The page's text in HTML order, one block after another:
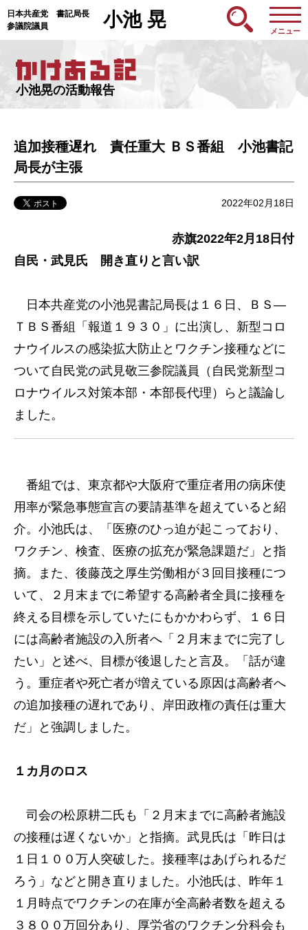
日本共産党 書記局長
参議院議員
小池 晃
メニュー
小池晃の活動報告
追加接種遅れ 責任重大 ＢＳ番組 小池書記
局長が主張
2022年02月18日
赤旗2022年2月18日付
自民・武見氏 開き直りと言い訳
日本共産党の小池晃書記局長は１６日、ＢＳ―
ＴＢＳ番組「報道１９３０」に出演し、新型コロ
ナウイルスの感染拡大防止とワクチン接種などに
ついて自民党の武見敬三参院議員（自民党新型コ
ロナウイルス対策本部・本部長代理）らと議論し
ました。
番組では、東京都や大阪府で重症者用の病床使
用率が緊急事態宣言の要請基準を超えていると紹
介。小池氏は、「医療のひっ迫が起こっており、
ワクチン、検査、医療の拡充が緊急課題だ」と指
摘。また、後藤茂之厚生労働相が３回目接種につ
いて、２月末までに希望する高齢者全員に接種を
終える目標を示していたにもかかわらず、１６日
には高齢者施設の入所者へ「２月末までに完了し
たい」と述べ、目標が後退したと言及。「話が違
う。重症者や死亡者が増えている原因は高齢者へ
の追加接種の遅れであり、岸田政権の責任は重大
だ」と強調しました。
１カ月のロス
司会の松原耕二氏も「２月末までに高齢者施設
の接種は遅くないか」と指摘。武見氏は「昨日は
１日１００万人突破した。接種率はあげられるだ
ろう」などと開き直りました。小池氏は、昨年１
１月時点でワクチンの在庫が全高齢者数を超える
３８００万回分あり、厚労省のワクチン分科会も